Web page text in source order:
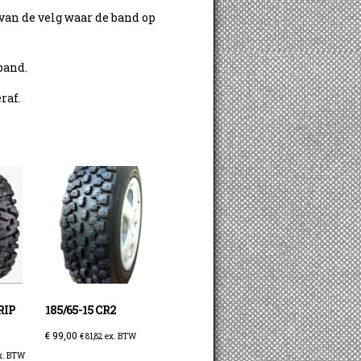
de velg waar de band op
BTW
185/65-15 CR2
€99,00 €81,82 ex. BTW